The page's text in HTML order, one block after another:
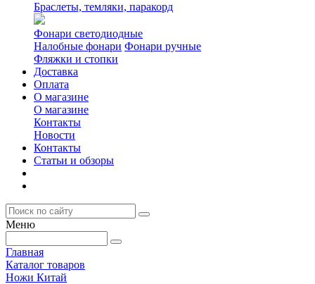
Браслеты, темляки, паракорд
Фонари светодиодные
Налобные фонари Фонари ручные
Фляжки и стопки
Доставка
Оплата
О магазине
О магазине
Контакты
Новости
Контакты
Статьи и обзоры
Меню
Главная
Каталог товаров
Ножи Китай